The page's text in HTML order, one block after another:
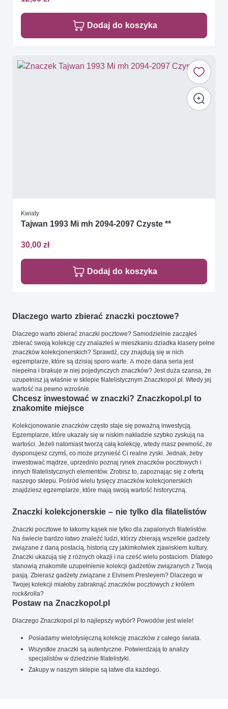
Dodaj do koszyka
Kwiaty
Tajwan 1993 Mi mh 2094-2097 Czyste **
30,00 zł
Dodaj do koszyka
Dlaczego warto zbierać znaczki pocztowe?
Dlaczego warto zbierać znaczki pocztowe? Samodzielnie zacząłeś
zbierać swoją kolekcję czy znalazłeś w mieszkaniu dziadka klasery pełne
znaczków kolekcjonerskich? Sprawdź, czy znajdują się w nich
egzemplarze, które są dzisiaj sporo warte. A może dana seria jest
niepełna i brakuje w niej pojedynczych znaczków? Jest duża szansa, że
uzupełnisz ją właśnie w sklepie filatelistycznym Znaczkopol.pl. Wtedy jej
wartość na pewno wzrośnie.
Chcesz inwestować w znaczki? Znaczkopol.pl to
znakomite miejsce
Kolekcjonowanie znaczków często staje się poważną inwestycją.
Egzemplarze, które ukazały się w niskim nakładzie szybko zyskują na
wartości. Jeżeli natomiast tworzą całą kolekcję, wtedy masz pewność, że
dysponujesz czymś, co może przynieść Ci realne zyski. Jednak, żeby
inwestować mądrze, uprzednio poznaj rynek znaczków pocztowych i
innych filatelistycznych elementów. Zrobisz to, zapoznając się z ofertą
naszego sklepu. Pośród wielu tysięcy znaczków kolekcjonerskich
znajdziesz egzemplarze, które mają swoją wartość historyczną.
Znaczki kolekcjonerskie – nie tylko dla filatelistów
Znaczki pocztowe to łakomy kąsek nie tylko dla zapalonych filatelistów.
Na świecie bardzo łatwo znaleźć ludzi, którzy zbierają wszelkie gadżety
związane z daną postacią, historią czy jakimkolwiek zjawiskiem kultury.
Znaczki ukazują się z różnych okazji i na cześć wielu postaciom. Dlatego
stanowią znakomite uzupełnienie kolekcji gadżetów związanych z Twoją
pasją. Zbierasz gadżety związane z Elvisem Presleyem? Dlaczego w
Twojej kolekcji miałoby zabraknąć znaczków pocztowych z królem
rock&rolla?
Postaw na Znaczkopol.pl
Dlaczego Znaczkopol.pl to najlepszy wybór? Powodów jest wiele!
Posiadamy wielotysięczną kolekcję znaczków z całego świata.
Wszystkie znaczki są autentyczne. Potwierdzają to analizy
specjalistów w dziedzinie filatelistyki.
Zakupy w naszym sklepie są łatwe dla każdego.